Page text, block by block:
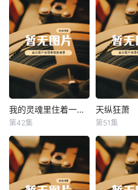
我的灵魂里住着一条龙 我的灵魂里住着一条龙
第42集
天纵狂萧
天纵狂萧
第51集